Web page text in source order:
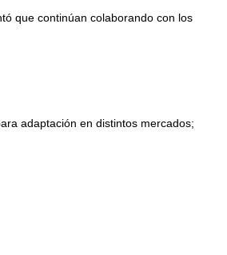
que continúan colaborando con los
adaptación en distintos mercados;